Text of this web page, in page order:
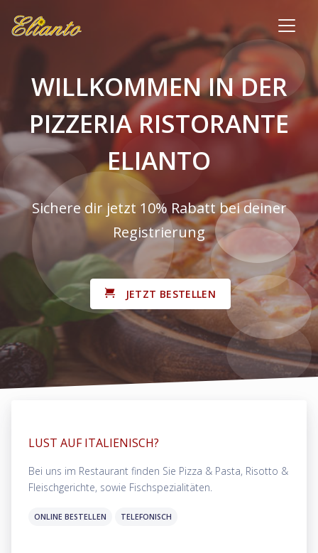
WILLKOMMEN IN DER
PIZZERIA RISTORANTE
ELIANTO
Sichere dir jetzt 10% Rabatt bei deiner
Registrierung
JETZT BESTELLEN
LUST AUF ITALIENISCH?
Bei uns im Restaurant finden Sie Pizza & Pasta, Risotto &
Fleischgerichte, sowie Fischspezialitäten.
ONLINE BESTELLEN TELEFONISCH